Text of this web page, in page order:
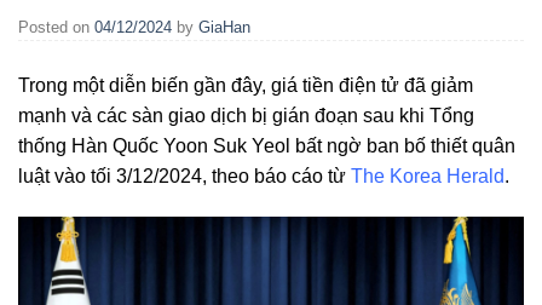
Posted on 04/12/2024 by GiaHan
Trong một diễn biến gần đây, giá tiền điện tử đã giảm
mạnh và các sàn giao dịch bị gián đoạn sau khi Tổng
thống Hàn Quốc Yoon Suk Yeol bất ngờ ban bố thiết quân
luật vào tối 3/12/2024, theo báo cáo từ The Korea Herald.